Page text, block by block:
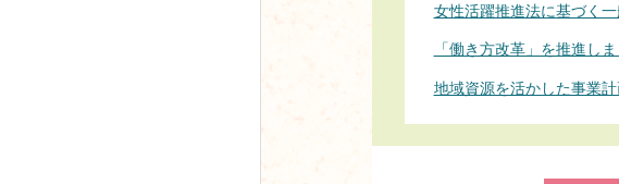
女性活躍推進法に基づく
「働き方改革」を推進し
地域資源を活かした事業